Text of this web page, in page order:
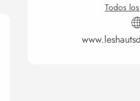
Todos